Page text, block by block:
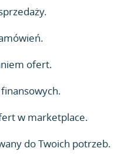
ofert.
w marketplace.
do Twoich potrzeb.